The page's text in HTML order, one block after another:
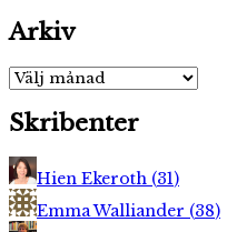
Arkiv
Arkiv
Skribenter
Hien Ekeroth (31)
Emma Walliander (38)